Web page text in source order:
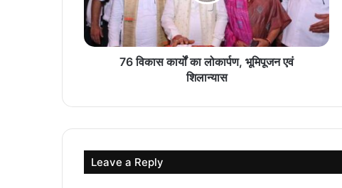
76 विकास कार्यों का लोकार्पण, भूमिपूजन एवं
शिलान्यास
Leave a Reply